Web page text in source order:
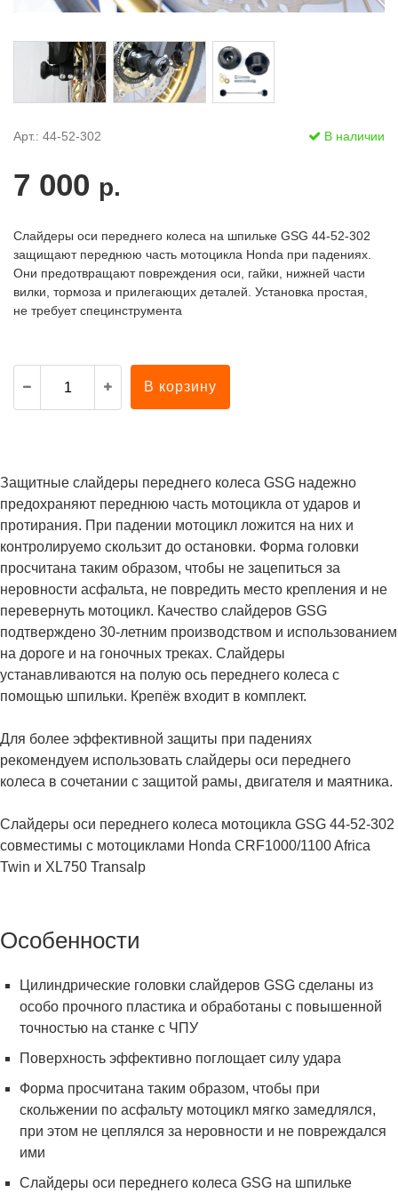
Арт.: 44-52-302 В наличии
7 000 р.
Слайдеры оси переднего колеса на шпильке GSG 44-52-302
защищают переднюю часть мотоцикла Honda при падениях.
Они предотвращают повреждения оси, гайки, нижней части
вилки, тормоза и прилегающих деталей. Установка простая,
не требует специнструмента
В корзину
Защитные слайдеры переднего колеса GSG надежно
предохраняют переднюю часть мотоцикла от ударов и
протирания. При падении мотоцикл ложится на них и
контролируемо скользит до остановки. Форма головки
просчитана таким образом, чтобы не зацепиться за
неровности асфальта, не повредить место крепления и не
перевернуть мотоцикл. Качество слайдеров GSG
подтверждено 30-летним производством и использованием
на дороге и на гоночных треках. Слайдеры
устанавливаются на полую ось переднего колеса с
помощью шпильки. Крепёж входит в комплект.
Для более эффективной защиты при падениях
рекомендуем использовать слайдеры оси переднего
колеса в сочетании с защитой рамы, двигателя и маятника.
Слайдеры оси переднего колеса мотоцикла GSG 44-52-302
совместимы с мотоциклами Honda CRF1000/1100 Africa
Twin и XL750 Transalp
Особенности
Цилиндрические головки слайдеров GSG сделаны из
особо прочного пластика и обработаны с повышенной
точностью на станке с ЧПУ
Поверхность эффективно поглощает силу удара
Форма просчитана таким образом, чтобы при
скольжении по асфальту мотоцикл мягко замедлялся,
при этом не цеплялся за неровности и не повреждался
ими
Слайдеры оси переднего колеса GSG на шпильке